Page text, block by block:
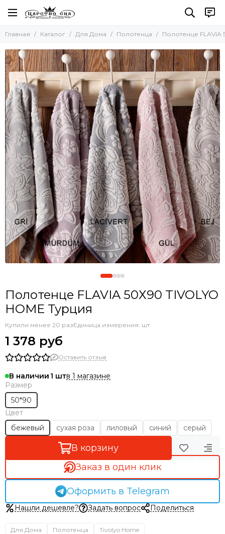
Для Дома
Полотенца
Наборы полотенец
Наборы салфеток
Кухонные полотенца
Для бани и сауны
Пляжные полотенца
Новогодние полотенца
Скатерти
Коврики
Фартуки
Одеяла и Подушки
Акссесуары
Главная Каталог Для Дома Полотенца Полотенце FLAVIA
Полотенце FLAVIA 50Х90 TIVOLYO
HOME Турция
Купили менее 20 разЕдиница измерения: шт
1 378 руб
Оставить отзыв
В наличии 1
в 1 магазине
Размер
50*90
Цвет
бежевый
сухая роза лиловый синий серый
В корзину
Заказ в один клик
Оформить в Telegram
Нашли дешевле? Задать вопрос Поделиться
Для Дома Полотенца Tivolyo Home